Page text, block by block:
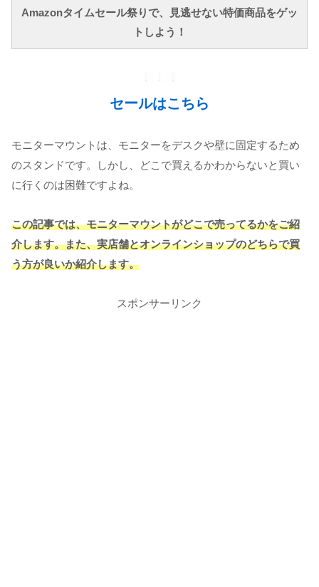
Amazonタイムセール祭りで、見逃せない特価商品をゲッ
トしよう！
セールはこちら
モニターマウントは、モニターをデスクや壁に固定するため
のスタンドです。しかし、どこで買えるかわからないと買い
に行くのは困難ですよね。
この記事では、モニターマウントがどこで売ってるかをご紹
介します。また、実店舗とオンラインショップのどちらで買
う方が良いか紹介します。
スポンサーリンク